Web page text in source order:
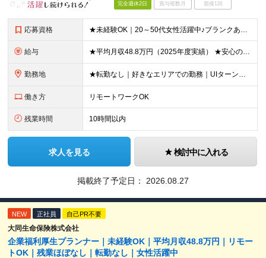
完全週休2日 賞与複数月 面接1回
応募資格 ★未経験OK｜20～50代女性活躍中♪ブランクありの方・ママさんも活躍中 ◆高卒以上 ◆社会人経験をお持ちの方 - 業界・業種・職種・経験年数は問いません。 «こんな方が応募＆入社しています！»
給与 ★平均月収48.8万円（2025年度実績） ★安心の固定給＋賞与年2回＋インセンティブ！手当も充実 月給21万円～23万円＋諸手当＋インセンティブ＋賞与年2回 ※給与は年間平均の税込定例給与です。賞
勤務地 ★転勤なし｜好きなエリアでの勤務｜UIターン歓迎 全国47都道府県にある支社のいずれかにて勤務していただきます。 ＜募集エリア＞ ◆北海道・東北：北海道/青森/宮城/岩手/秋田/山形/福島
働き方 リモートワークOK
残業時間 10時間以内
求人を見る 検討中に入れる
掲載終了予定日： 2026.08.27
NEW 正社員 自己PR不要
大同生命保険株式会社
企業福利厚生プランナー｜未経験OK｜平均月収48.8万円｜リモー
トOK｜残業ほぼなし｜転勤なし｜女性活躍中